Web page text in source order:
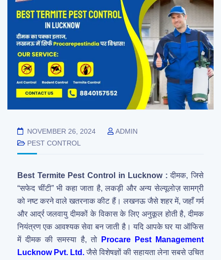
NOVEMBER 26, 2024
ADMIN
PEST CONTROL
Best Termite Pest Control in Lucknow :दीमक, जिसे
“सफेद चींटी” भी कहा जाता है, लकड़ी और अन्य सेल्यूलोज़ सामग्री
को नष्ट करने वाले खतरनाक कीट हैं। लखनऊ जैसे शहर में, जहाँ गर्म
और आर्द्र जलवायु दीमकों के विकास के लिए अनुकूल होती है, दीमक
नियंत्रण एक आवश्यक सेवा बन जाती है। यदि आपके घर या ऑफिस
में दीमक की समस्या है, तो
Procare Pest Management
Lucknow Pvt. Ltd. जैसे विशेषज्ञों की सहायता लेना सबसे उचित